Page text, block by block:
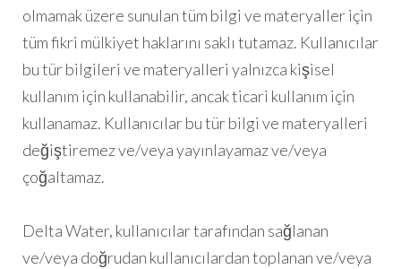
olmamak üzere sunulan tüm bilgi ve materyaller için
tüm fikri mülkiyet haklarını saklı tutamaz. Kullanıcılar
bu tür bilgileri ve materyalleri yalnızca kişisel
kullanım için kullanabilir, ancak ticari kullanım için
kullanamaz. Kullanıcılar bu tür bilgi ve materyalleri
değiştiremez ve/veya yayınlayamaz ve/veya
çoğaltamaz.
Delta Water, kullanıcılar tarafından sağlanan
ve/veya doğrudan kullanıcılardan toplanan ve/veya